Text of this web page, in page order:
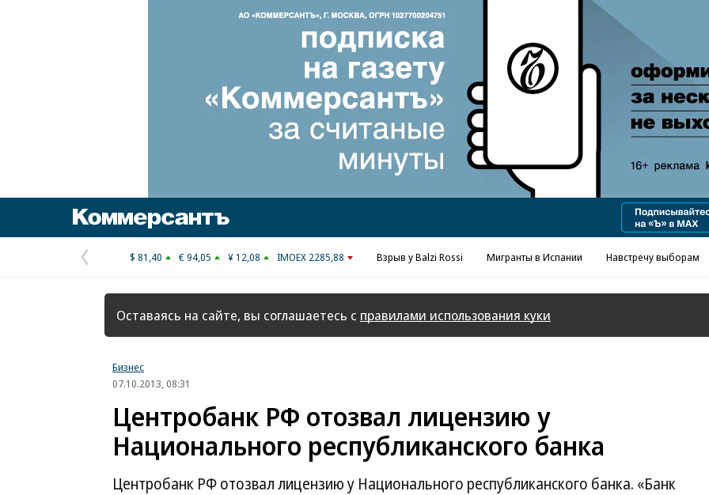
Реклама в «Ъ» www.kommersant.ru/ad
Предыдущая
страница
$ 81,40 € 94,05 ¥ 12,08 IMOEX 2285,88 Взрыв у Balzi Rossi Мигранты в Испании Навстречу выборам
Оставаясь на сайте, вы соглашаетесь с правилами использования куки
Бизнес
07.10.2013, 08:31
Центробанк РФ отозвал лицензию у
Национального республиканского банка
Центробанк РФ отозвал лицензию у Национального республиканского банка. «Банк